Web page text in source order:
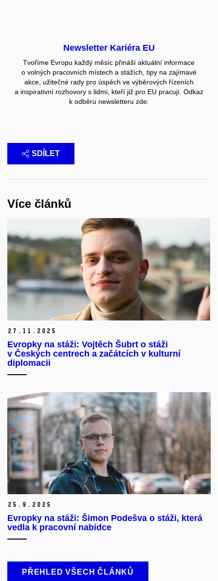
Newsletter Kariéra EU
Tvoříme Evropu každý měsíc přináší aktuální informace
o volných pracovních místech a stážích, tipy na zajímavé
akce, užitečné rady pro úspěch ve výběrových řízeních
a inspirativní rozhovory s lidmi, kteří již pro EU pracují. Odkaz
k odběru newsletteru zde:
SDÍLET
Více článků
27. 11. 2025
Evropky na stáži: Vojtěch Šubrt o stáži
v Českých centrech a začátcích v kulturní
diplomacii
25. 9. 2025
Evropky na stáži: Šimon Podešva o stáži, která
vedla k pracovní nabídce
PŘEHLED VŠECH ČLÁNKŮ